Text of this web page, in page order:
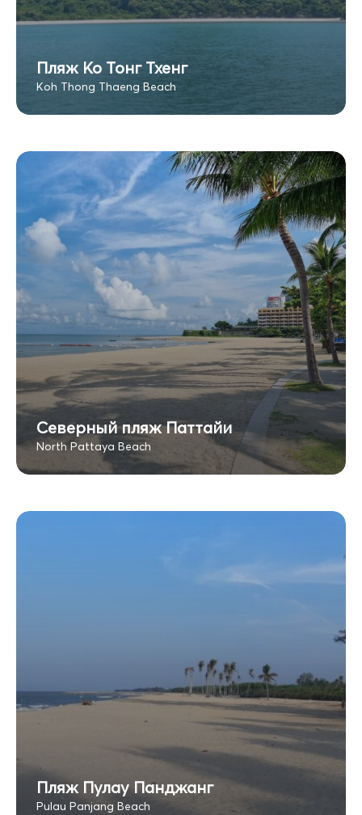
Пляж Ко Тонг Тхенг
Koh Thong Thaeng Beach
Северный пляж Паттайи
North Pattaya Beach
Пляж Пулау Панджанг
Pulau Panjang Beach